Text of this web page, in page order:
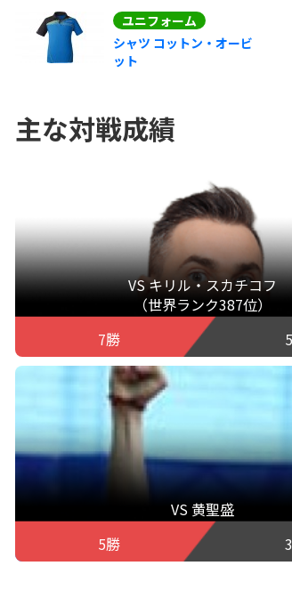
ユニフォーム
シャツ コットン・オービ
ット
主な対戦成績
VS キリル・スカチコフ
（世界ランク387位）
7勝
VS 黄聖盛
5勝